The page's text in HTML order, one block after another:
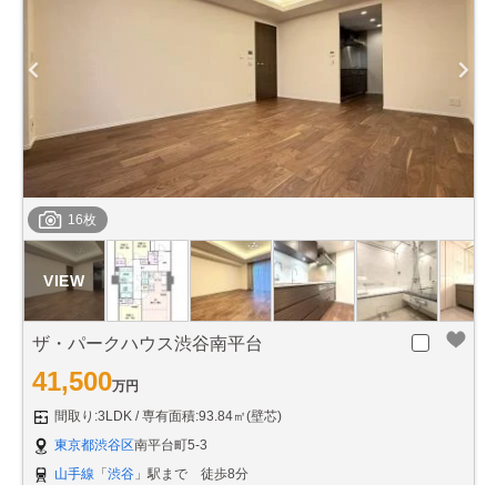
16枚
ザ・パークハウス渋谷南平台
41,500万円
間取り:3LDK
専有面積:93.84㎡(壁芯)
東京都渋谷区南平台町5-3
山手線 「 渋谷 」駅まで 徒歩8分